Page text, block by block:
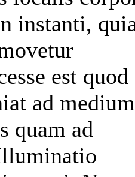
instanti,
est quod
ad medium
quam ad